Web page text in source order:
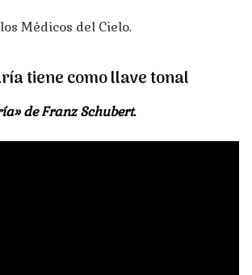
Médicos del Cielo.
tiene como llave tonal
de Franz Schubert.